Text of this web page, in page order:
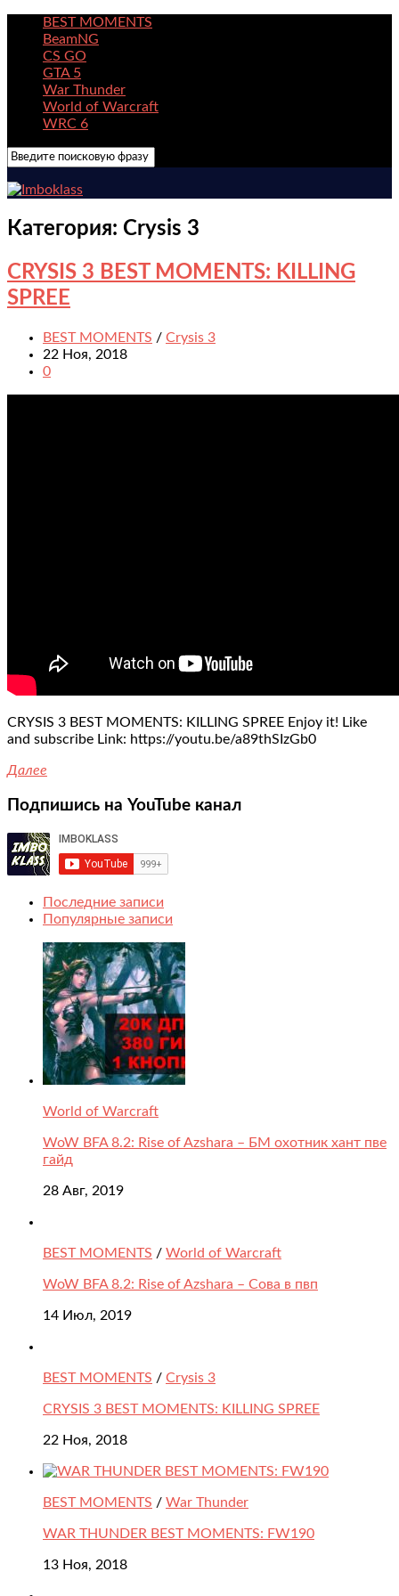
BEST MOMENTS
BeamNG
CS GO
GTA 5
War Thunder
World of Warcraft
WRC 6
Категория: Crysis 3
CRYSIS 3 BEST MOMENTS: KILLING
SPREE
BEST MOMENTS / Crysis 3
22 Ноя, 2018
0
CRYSIS 3 BEST MOMENTS: KILLING SPREE Enjoy it! Like
and subscribe Link: https://youtu.be/a89thSIzGb0
Далее
Подпишись на YouTube канал
Последние записи
Популярные записи
World of Warcraft
WoW BFA 8.2: Rise of Azshara – БМ охотник хант пве
гайд
28 Авг, 2019
BEST MOMENTS / World of Warcraft
WoW BFA 8.2: Rise of Azshara – Сова в пвп
14 Июл, 2019
BEST MOMENTS / Crysis 3
CRYSIS 3 BEST MOMENTS: KILLING SPREE
22 Ноя, 2018
BEST MOMENTS / War Thunder
WAR THUNDER BEST MOMENTS: FW190
13 Ноя, 2018